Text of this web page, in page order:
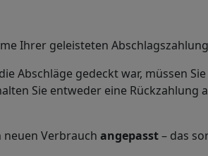
Ihrer geleisteten
Abschläge gedeckt war, müssen
Sie entweder eine Rückzahlung
neuen Verbrauch angepasst– das